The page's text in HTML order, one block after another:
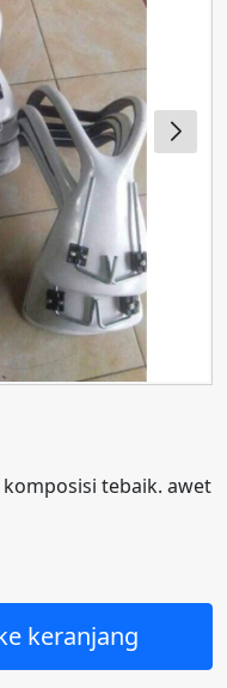
tebaik. awet
keranjang